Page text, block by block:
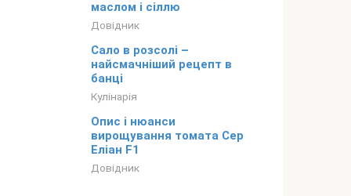
маслом і сіллю
Довідник
Сало в розсолі –
найсмачніший рецепт в
банці
Кулінарія
Опис і нюанси
вирощування томата Сер
Еліан F1
Довідник